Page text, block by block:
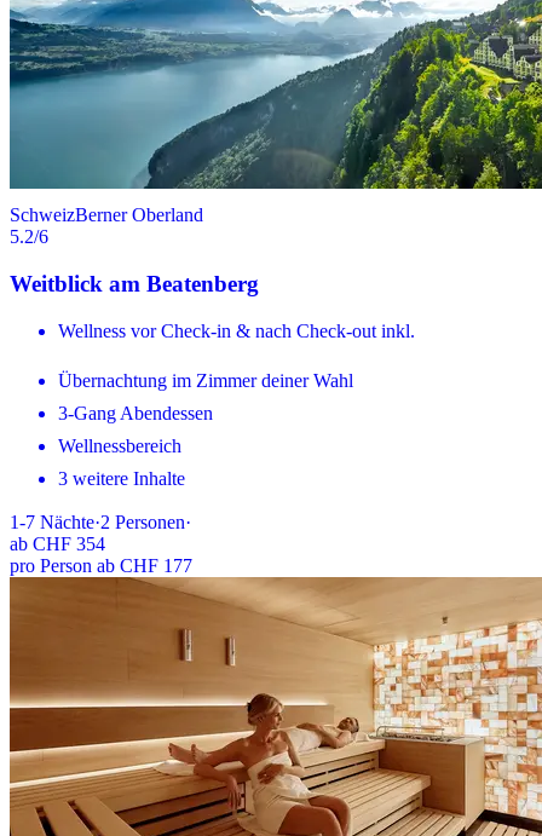
SchweizBerner Oberland
5.2/6
Weitblick am Beatenberg
Wellness vor Check-in & nach Check-out inkl.
Übernachtung im Zimmer deiner Wahl
3-Gang Abendessen
Wellnessbereich
3 weitere Inhalte
1-7 Nächte·2 Personen·
ab CHF 354
pro Person ab CHF 177